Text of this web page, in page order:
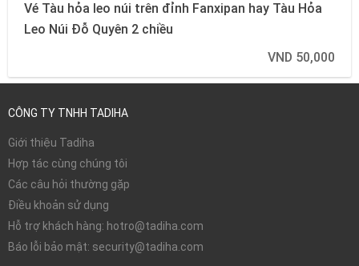
Vé Tàu hỏa leo núi trên đỉnh Fanxipan hay Tàu Hỏa
Leo Núi Đỗ Quyên 2 chiều
VND 50,000
CÔNG TY TNHH TADIHA
Giới thiệu Tadiha
Hợp tác cùng chúng tôi
Các câu hỏi thường gặp
Điều khoản sử dụng
Hỗ trợ khách hàng: hotro@tadiha.com
Báo lỗi bảo mật: security@tadiha.com